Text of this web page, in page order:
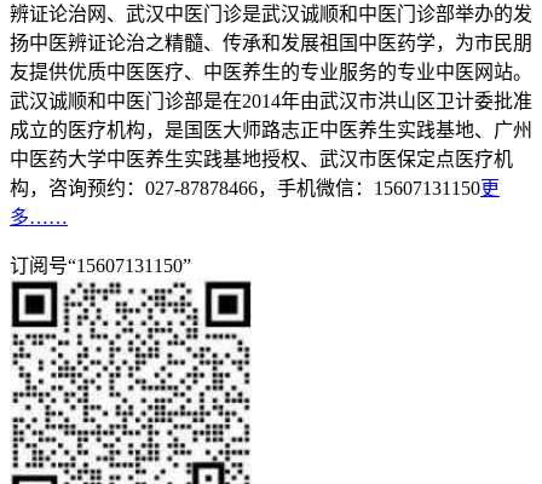
辨证论治网、武汉中医门诊是武汉诚顺和中医门诊部举办的发
扬中医辨证论治之精髓、传承和发展祖国中医药学，为市民朋
友提供优质中医医疗、中医养生的专业服务的专业中医网站。
武汉诚顺和中医门诊部是在2014年由武汉市洪山区卫计委批准
成立的医疗机构，是国医大师路志正中医养生实践基地、广州
中医药大学中医养生实践基地授权、武汉市医保定点医疗机
构，咨询预约：027-87878466，手机微信：15607131150更
多……
订阅号“15607131150”